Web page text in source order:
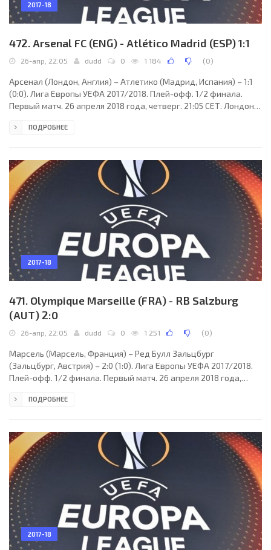
2017-18
472. Arsenal FC (ENG) - Atlético Madrid (ESP) 1:1
26-апр, 22:05 dudd 0 1 184 (0)
Арсенал (Лондон, Англия) – Атлетико (Мадрид, Испания) – 1:1
(0:0). Лига Европы УЕФА 2017/2018. Плей-офф. 1/2 финала.
Первый матч. 26 апреля 2018 года, четверг. 21:05 СЕТ. Лондон,
Главный судья: Клеман Турпен (Улинс, Франция). Ассистенты:
ассистенты судьи: Рюдди Бюке, Николя Ренвий (оба -
Франция). Делегат УЕФА: Гейр Торстейнссон
ПОДРОБНЕЕ
2017-18
471. Olympique Marseille (FRA) - RB Salzburg
(AUT) 2:0
26-апр, 22:05 dudd 0 1 251 (0)
Марсель (Марсель, Франция) – Ред Булл Зальцбург
(Зальцбург, Австрия) – 2:0 (1:0). Лига Европы УЕФА 2017/2018.
Плей-офф. 1/2 финала. Первый матч. 26 апреля 2018 года,
Велодром. 62312 зрителей (92 % при вместимости 67394).
(Шотландия). Резервный арбитр: Дуги Поттер (Шотландия).
Дополнительные помощники рефери: Бобби Мэдден, Джон
Битон
ПОДРОБНЕЕ
2017-18